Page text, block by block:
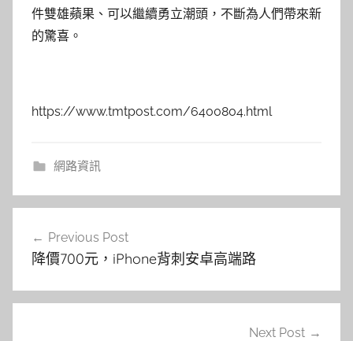
件雙雄蘋果、可以繼續勇立潮頭，不斷為人們帶來新
的驚喜。
https://www.tmtpost.com/6400804.html
網路資訊
覽
Previous Post
降價700元，iPhone背刺安卓高端路
Next Post